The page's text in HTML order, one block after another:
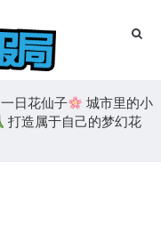
一日花仙子
城市里的小
打造属于自己的梦幻花